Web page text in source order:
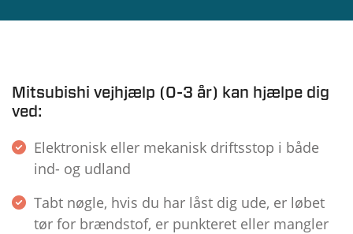
Mitsubishi vejhjælp (0-3 år) kan hjælpe dig
ved:
Elektronisk eller mekanisk driftsstop i både
ind- og udland
Tabt nøgle, hvis du har låst dig ude, er løbet
tør for brændstof, er punkteret eller mangler